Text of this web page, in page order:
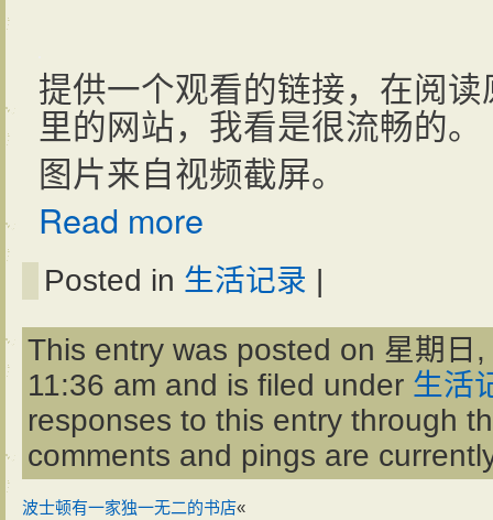
提供一个观看的链接，在阅
里的网站，我看是很流畅的。
图片来自视频截屏。
Read more
Posted in 生活记录 |
This entry was posted on 星期日
11:36 am and is filed under 生活
responses to this entry through
comments and pings are
波士顿有一家独一无二的书店«